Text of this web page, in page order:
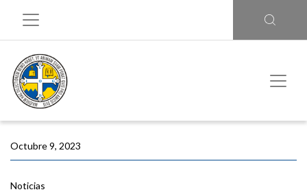
Octubre 9, 2023
Noticias